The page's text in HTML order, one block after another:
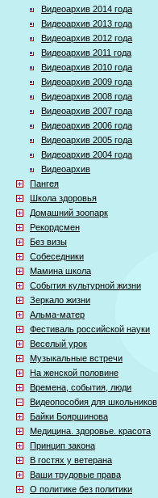
Видеоархив 2014 года
Видеоархив 2013 года
Видеоархив 2012 года
Видеоархив 2011 года
Видеоархив 2010 года
Видеоархив 2009 года
Видеоархив 2008 года
Видеоархив 2007 года
Видеоархив 2006 года
Видеоархив 2005 года
Видеоархив 2004 года
Видеоархив
Пангея
Школа здоровья
Домашний зоопарк
Рекордсмен
Без визы
Собеседники
Мамина школа
События культурной жизни
Зеркало жизни
Альма-матер
Фестиваль российской науки
Веселый урок
Музыкальные встречи
На женской половине
Времена, события, люди
Видеопособия для школьников
Байки Бояршинова
Медицина. здоровье. красота
Принцип закона
В гостях у ветерана
Ваши трудовые права
О политике без политики